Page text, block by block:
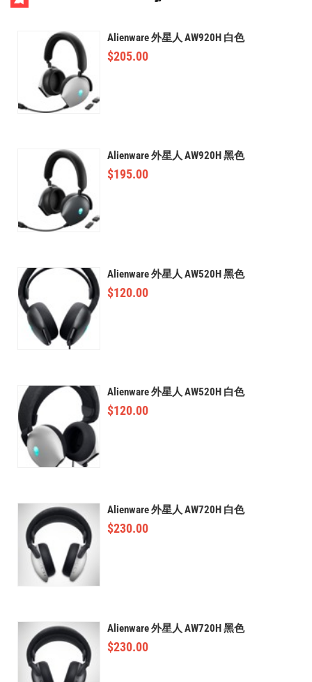
Alienware 外星人 AW920H 白色
$205.00
Alienware 外星人 AW920H 黑色
$195.00
Alienware 外星人 AW520H 黑色
$120.00
Alienware 外星人 AW520H 白色
$120.00
Alienware 外星人 AW720H 白色
$230.00
Alienware 外星人 AW720H 黑色
$230.00